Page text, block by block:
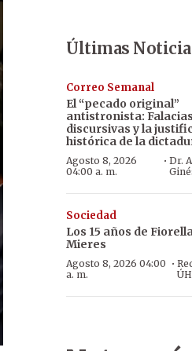
Últimas
Correo Semanal
El “pecado original”
antistronista: Falacias
discursivas y la
histórica de la
Agosto 8, 2026
04:00 a. m.
·Dr.
Sociedad
Los 15 años de
Mieres
Agosto 8, 2026 04:00
a. m.
·
ÚH